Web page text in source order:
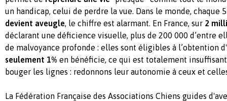
un handicap, celui de perdre la vue. Dans le monde, chaque
devient aveugle, le chiffre est alarmant. En France, sur 2
déclarant une déficience visuelle, plus de 200 000 d’entre
de malvoyance profonde : elles sont éligibles à l’obtention
seulement 1% en bénéficie, ce qui est totalement
bouger les lignes : redonnons leur autonomie à ceux et
La Fédération Française des Associations Chiens guides